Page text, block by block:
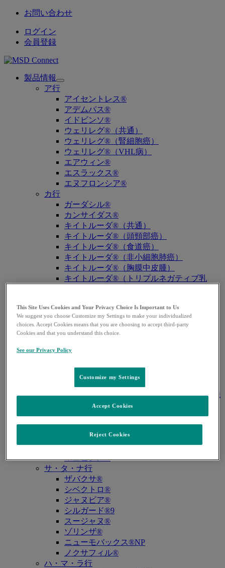
お問い合わせ
ログイン
会員登録
製品情報
Open
submenu
ア行
アイセントレス®
アデムパス®
イドビンソ®
ウェリレグ®（共通）
ウェリレグ®（腎細胞癌）
ウェリレグ®（VHL病）
エアウィン®
エスラックス®
エヌフロンシア®
カ行
ガーダシル®
カンサイダス®
キイトルーダ®（共通）
キイトルーダ®（頭頸部癌）
キイトルーダ®（食道癌）
キイトルーダ®（非小細胞肺癌）
キイトルーダ®（胸膜中皮腫）
キイトルーダ®（トリプルネガティブ乳
キイトルーダ®（胆道癌）
キイトルーダ®（腎細胞癌）
キイトルーダ®（尿路上皮癌）
キイトルーダ®（子宮頸癌）
キイトルーダ®（古典的ホジキンリンパ
キイトルーダ®（原発性縦隔大細胞型B細胞
リンパ腫（PMBCL））
キイトルーダ®（MSI-High固形癌）
キイトルーダ®（MSI-High結腸・直腸癌）
キイトルーダ®（TMB-High固形癌）
キャップバックス®
キュビシン®
サ・タ・ナ行
ザバクサ®
シベクトロ®
ジャヌビア®
シルガード®9
スージャヌ®
ゾリンザ®
ニューモバックス®NP
ノクサフィル®
ハ・マ・ラ行
This Site Uses Cookies and Your Privacy Choice Is Important to Us
We suggest you choose Customize my Settings to make your individualized
choices. Accept Cookies means that you are choosing to accept third-party
Cookies and that you understand this choice.
See our Privacy Policy
Customize my Settings
Reject Cookies
Accept Cookies